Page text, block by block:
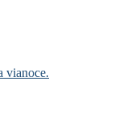
vianoce.